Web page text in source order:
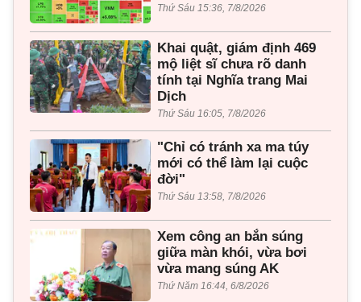
Thứ Sáu 15:36, 7/8/2026
Khai quật, giám định 469
mộ liệt sĩ chưa rõ danh
tính tại Nghĩa trang Mai
Dịch
Thứ Sáu 16:05, 7/8/2026
"Chỉ có tránh xa ma túy
mới có thể làm lại cuộc
đời"
Thứ Sáu 13:58, 7/8/2026
Xem công an bắn súng
giữa màn khói, vừa bơi
vừa mang súng AK
Thứ Năm 16:44, 6/8/2026